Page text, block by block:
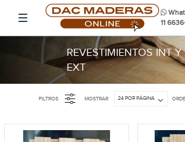
11
REVESTIMIENTOS INT Y
EXT
FILTROS MOSTRAR 24 POR PÁGINA